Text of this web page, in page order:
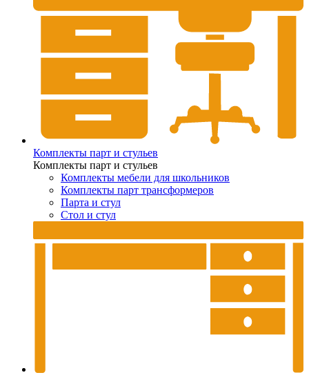
Комплекты парт и стульев
Комплекты парт и стульев
Комплекты мебели для школьников
Комплекты парт трансформеров
Парта и стул
Стол и стул